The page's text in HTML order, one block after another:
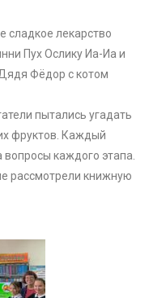
сладкое лекарство
Пух Ослику Иа-Иа и
Фёдор с котом
пытались угадать
фруктов. Каждый
каждого этапа.
рассмотрели книжную